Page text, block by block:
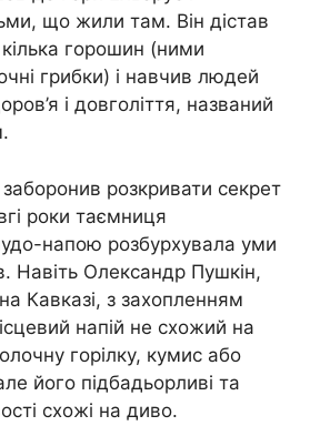
що жили там. Він дістав
кілька горошин (ними
грибки) і навчив людей
і довголіття, названий
розкривати секрет
роки таємниця
напою розбурхувала уми
Навіть Олександр Пушкін,
Кавказі, з захопленням
напій не схожий на
горілку, кумис або
його підбадьорливі та
схожі на диво.